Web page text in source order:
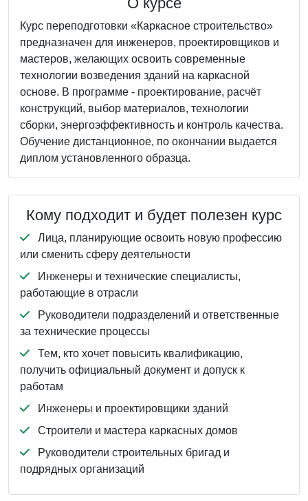
Курс переподготовки «Каркасное строительство»
предназначен для инженеров, проектировщиков и
мастеров, желающих освоить современные
технологии возведения зданий на каркасной
основе. В программе - проектирование, расчёт
конструкций, выбор материалов, технологии
сборки, энергоэффективность и контроль качества.
Обучение дистанционное, по окончании выдается
диплом установленного образца.
Кому подходит и будет полезен курс
Лица, планирующие освоить новую профессию
или сменить сферу деятельности
Инженеры и технические специалисты,
работающие в отрасли
Руководители подразделений и ответственные
за технические процессы
Тем, кто хочет повысить квалификацию,
получить официальный документ и допуск к
работам
Инженеры и проектировщики зданий
Строители и мастера каркасных домов
Руководители строительных бригад и
подрядных организаций